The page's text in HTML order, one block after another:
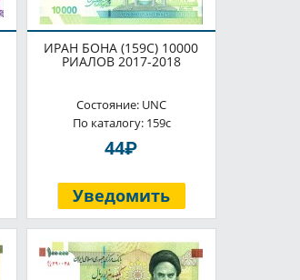
ИРАН БОНА (159C) 10000
РИАЛОВ 2017-2018
Состояние: UNC
По каталогу: 159c
44P
Уведомить